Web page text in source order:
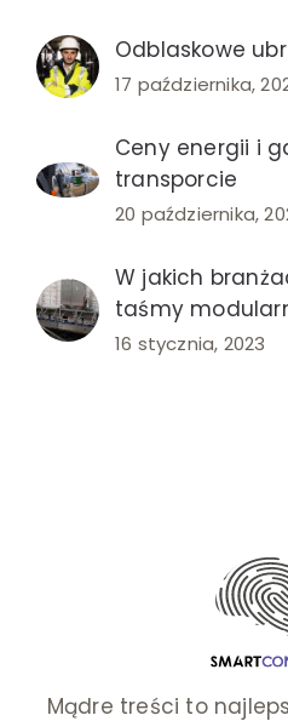
Odblaskowe
17 października,
Ceny energii i
transporcie
20 października,
W jakich
taśmy
16 stycznia, 2023
Mądre treści to